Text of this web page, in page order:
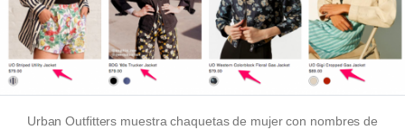
Urban Outfitters muestra chaquetas de mujer con nombres de